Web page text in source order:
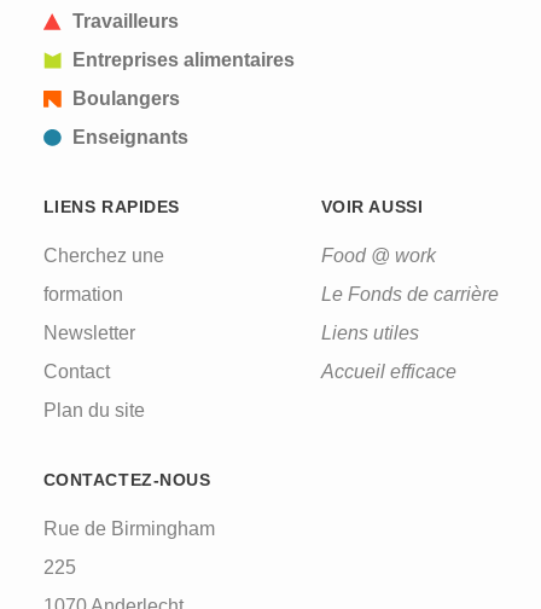
Travailleurs
Entreprises alimentaires
Boulangers
Enseignants
LIENS RAPIDES
Cherchez une
formation
Newsletter
Contact
Plan du site
VOIR AUSSI
Food @ work
Le Fonds de carrière
Liens utiles
Accueil efficace
CONTACTEZ-NOUS
Rue de Birmingham
225